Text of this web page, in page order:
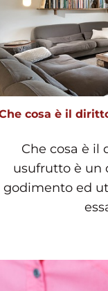
cosa è il
Che cosa è
usufrutto è un
godimento ed